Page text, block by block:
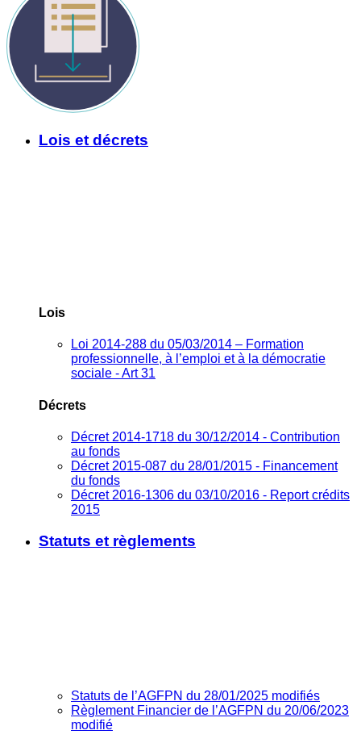
Lois et décrets
Lois
Loi 2014-288 du 05/03/2014 – Formation
professionnelle, à l’emploi et à la démocratie
sociale - Art 31
Décrets
Décret 2014-1718 du 30/12/2014 - Contribution
au fonds
Décret 2015-087 du 28/01/2015 - Financement
du fonds
Décret 2016-1306 du 03/10/2016 - Report crédits
2015
Statuts et règlements
Statuts de l’AGFPN du 28/01/2025 modifiés
Règlement Financier de l’AGFPN du 20/06/2023
modifié